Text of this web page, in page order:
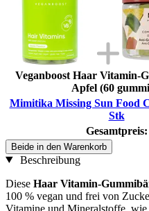
Veganboost Haar Vitamin-
Apfel (60
Mimitika Missing Sun Food
Stk
Gesamtpreis:
Beide in den Warenkorb
Beschreibung
Diese Haar Vitamin-
100 % vegan und frei von
Vitamine und Mineralstoffe,